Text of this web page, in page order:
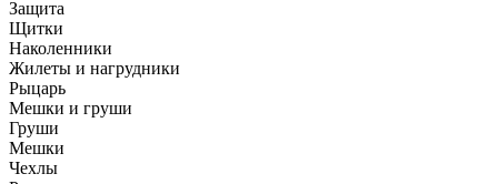
Защита
Щитки
Наколенники
Жилеты и нагрудники
Рыцарь
Мешки и груши
Груши
Мешки
Чехлы